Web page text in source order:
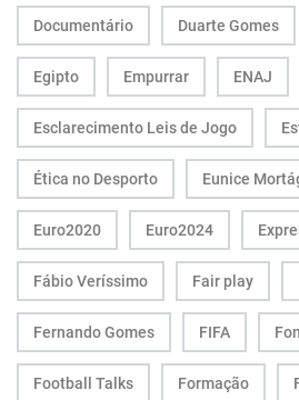
Documentário Duarte Gomes
Egipto Empurrar ENAJ
Esclarecimento Leis de Jogo
Ética no Desporto Eunice
Euro2020 Euro2024
Fábio Veríssimo Fair play
Fernando Gomes FIFA
Football Talks Formação